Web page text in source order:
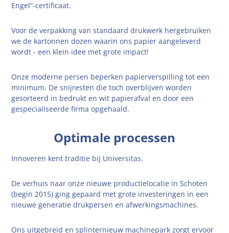
Engel”-certificaat.
Voor de verpakking van standaard drukwerk hergebruiken
we de kartonnen dozen waarin ons papier aangeleverd
wordt - een klein idee met grote impact!
Onze moderne persen beperken papierverspilling tot een
minimum. De snijresten die toch overblijven worden
gesorteerd in bedrukt en wit papierafval en door een
gespecialiseerde firma opgehaald.
Optimale processen
Innoveren kent traditie bij Universitas.
De verhuis naar onze nieuwe productielocatie in Schoten
(begin 2015) ging gepaard met grote investeringen in een
nieuwe generatie drukpersen en afwerkingsmachines.
Ons uitgebreid en splinternieuw machinepark zorgt ervoor